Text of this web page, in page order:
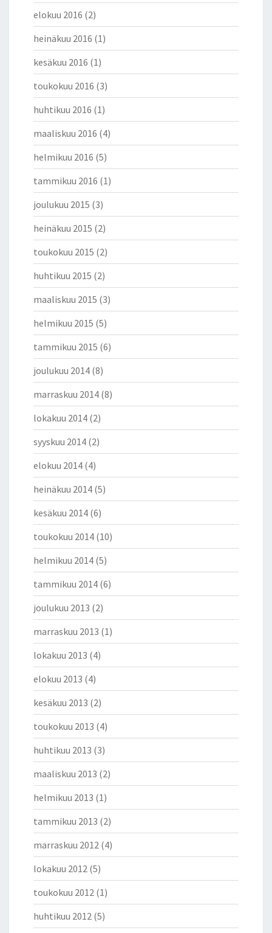
elokuu 2016 (2)
heinäkuu 2016 (1)
kesäkuu 2016 (1)
toukokuu 2016 (3)
huhtikuu 2016 (1)
maaliskuu 2016 (4)
helmikuu 2016 (5)
tammikuu 2016 (1)
joulukuu 2015 (3)
heinäkuu 2015 (2)
toukokuu 2015 (2)
huhtikuu 2015 (2)
maaliskuu 2015 (3)
helmikuu 2015 (5)
tammikuu 2015 (6)
joulukuu 2014 (8)
marraskuu 2014 (8)
lokakuu 2014 (2)
syyskuu 2014 (2)
elokuu 2014 (4)
heinäkuu 2014 (5)
kesäkuu 2014 (6)
toukokuu 2014 (10)
helmikuu 2014 (5)
tammikuu 2014 (6)
joulukuu 2013 (2)
marraskuu 2013 (1)
lokakuu 2013 (4)
elokuu 2013 (4)
kesäkuu 2013 (2)
toukokuu 2013 (4)
huhtikuu 2013 (3)
maaliskuu 2013 (2)
helmikuu 2013 (1)
tammikuu 2013 (2)
marraskuu 2012 (4)
lokakuu 2012 (5)
toukokuu 2012 (1)
huhtikuu 2012 (5)